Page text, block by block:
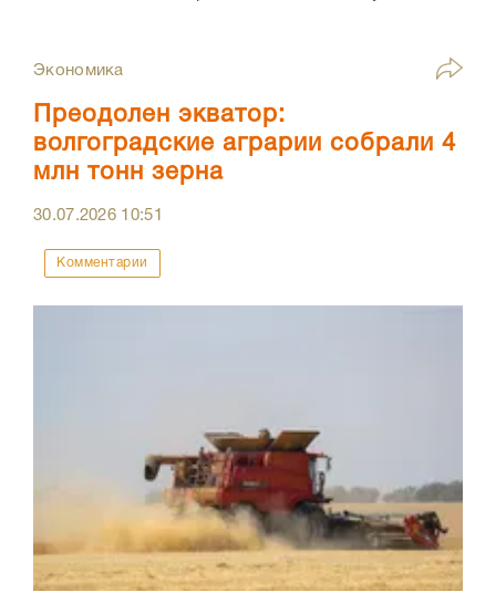
Экономика
Преодолен экватор:
волгоградские аграрии собрали 4
млн тонн зерна
30.07.2026 10:51
Комментарии